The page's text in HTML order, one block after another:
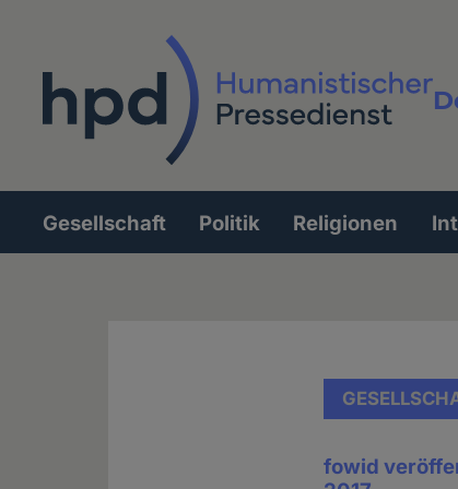
Hauptnavigation
Gesellschaft Politik Religionen
fowid